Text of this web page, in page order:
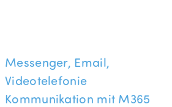
Messenger, Email,
Videotelefonie
Kommunikation mit M365